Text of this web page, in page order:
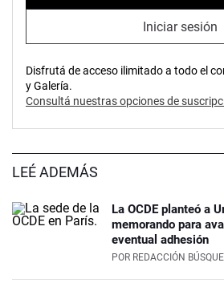
Iniciar sesión
Disfrutá de acceso ilimitado a todo el
y Galería.
Consultá nuestras opciones de
LEÉ ADEMÁS
La OCDE planteó a
memorando para
eventual adhesión
POR REDACCIÓN